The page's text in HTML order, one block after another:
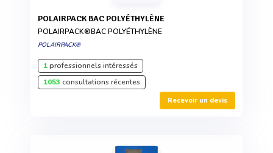
POLAIRPACK BAC POLYÉTHYLÈNE
POLAIRPACK®BAC POLYÉTHYLÈNE
POLAIRPACK®
1professionnels intéressés
1053 consultations récentes
Recevoir un devis